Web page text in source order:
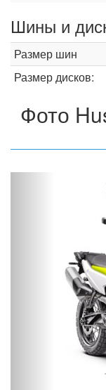
Шины и
Размер шин
Размер дисков:
Фото